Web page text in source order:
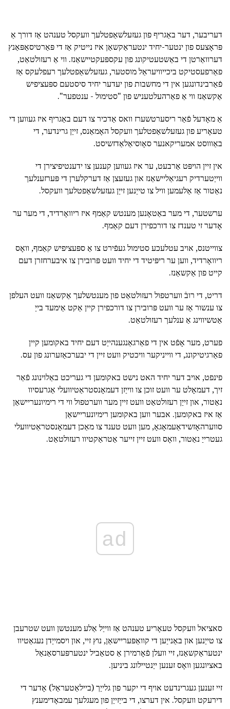
דעריבער, דער באַגריף פון געזעלשאַפטלעך וועקסל טענהט אַז דורך אַ
פּראָצעס פון ינטער-יחיד ינטעראַקשאַן איז נייטיק אַז די פּאַרטיסאַפּאַנץ
דערוואַרטן די באַשטעטיקונג פון עקספּעקטיישאַנז. ווי אַ רעזולטאַט,
פאַרפעסטיקט ביכייוויעראַל מוסטער, געזעלשאַפטלעך רעפלעקס אַז
פֿאַרבינדונגען אין די מחשבות פון יעדער יחיד סיסטעם ספּעציפיש
אַקשאַנז ווי אַ פאַרהעלטעניש פון "סטימול - ענטפער".
אַ מאָדעל פֿאַר ריסערטשערז וואס אַדכיר צו דעם באַגריף איז געווען די
טעאָריע פון געזעלשאַפטלעך וועקסל האָמאַנס, זייַן גרינדער, די
באַוווסט אמעריקאנער סאָוסיאַלאַדזשיסט.
אין זיין הויפּט אַרבעט, ער איז געווען קענען צו ידענטיפיצירן די
ווייַטערדיק רעגיאַליישאַנז און געזעצן אַז דערקלערן די פּערזענלעך
נאַטור אַז אַלעמען וויל צו טייַנען זייַן געזעלשאַפטלעך וועקסל.
ערשטער, די מער באַטאָנען מענטש קאַמף איז ריוואָרדיד, די מער ער
אָדער זי טענדז צו דורכפירן דעם קאַמף.
צווייטנס, אויב עטלעכע סטימול געפֿירט צו אַ ספּעציפיש קאַמף, וואָס
ריוואָרדיד, ווען ער ריפּיטיד די יחיד וועט פּרובירן צו איבערחזרן דעם
קייט פון אַקשאַנז.
דריט, די רובֿ ווערטפול רעזולטאַט פון מענטשלעך אַקשאַנז וועט העלפן
צו ענשור אַז ער וועט פּרובירן צו דורכפירן קיין אַקט אַימעד בייַ
אַטשיווינג אַ ענלעך רעזולטאַט.
פערט, מער אָפֿט אין די פאַרגאַנגענהייַט דעם יחיד באקומען קיין
פאַרגיטיקונג, די ווייניקער וויכטיק וועט זיין די יבערכאַזערונג פון עס.
פינפט, אויב דער יחיד האט נישט באקומען די געריכט באַלוינונג פֿאַר
זיך, דעמאָלט ער וועט זוכן צו ווייַזן דעמאָנסטראַטיוועלי אַגרעסיוו
נאַטור, און זייַן רעזולטאַט וועט זיין מער ווערטפול ווי די רימיונעריישאַן
אַז איז באקומען. אבער ווען באקומען רימיונעריישאַן
סווערהאָזשידאַעמאָגאָ, מען וועט טענד צו מאַכן דעמאָנסטראַטיוועלי
געטרייַ נאַטור, וואָס וועט זיין זייער אַטראַקטיוו רעזולטאַט.
ad
סאציאל וועקסל טעאָריע טענהט אַז ווייַל אַלע מענטשן וועט שטרעבן
צו טייַנען און באַנייַען די קוואַפּעריישאַן, נוץ זיי, און ויסמייַדן נעגאַטיוו
ינטעראַקשאַנז, זיי וועלן פֿאָרמירן אַ סטאַביל ינטערפּערסאַנאַל
באציונגען וואָס זענען ייַנטיילונג ביניען.
זיי זענען געגרינדעט אויף די יקער פון גלייַך (ביילאַטעראַל) אָדער די
דירעקט וועקסל. אין דערצו, די בייַזייַן פון מעגלעך עמבאָדימענץ